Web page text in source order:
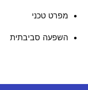
מפרט טכני
השפעה סביבתית